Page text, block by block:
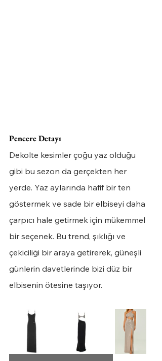
Pencere Detayı
Dekolte kesimler çoğu yaz olduğu
gibi bu sezon da gerçekten her
yerde. Yaz aylarında hafif bir ten
göstermek ve sade bir elbiseyi daha
çarpıcı hale getirmek için mükemmel
bir seçenek. Bu trend, şıklığı ve
çekiciliği bir araya getirerek, güneşli
günlerin davetlerinde bizi düz bir
elbisenin ötesine taşıyor.